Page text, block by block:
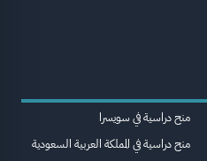
منح دراسية في سويسرا
منح دراسية في المملكة العربية السعودية